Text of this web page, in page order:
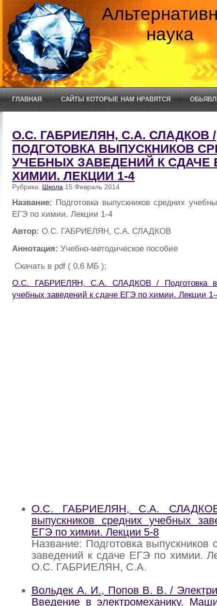
наука
ГЛАВНАЯ САЙТЫ КОТОРЫЕ НАМ НРАВЯТСЯ
О.С. ГАБРИЕЛЯН, С.А. СЛАДКОВ /
ПОДГОТОВКА ВЫПУСКНИКОВ
УЧЕБНЫХ ЗАВЕДЕНИЙ К СДАЧЕ
ХИМИИ. ЛЕКЦИИ 1-4
Рубрика: Школа 15 Февраль 2014
Название: Подготовка выпускников средних
ЕГЭ по химии. Лекции 1-4
Автор: О.С. ГАБРИЕЛЯН, С.А. СЛАДКОВ
Аннотация: Учебно-методическое пособие
Скачать в pdf ( 0,6 МБ ):
О.С. ГАБРИЕЛЯН, С.А. СЛАДКОВ / Подготовка
учебных заведений к сдаче ЕГЭ по химии. Лекции
О.С. ГАБРИЕЛЯН, С.А. СЛАДКОВ
выпускников средних учебных
ЕГЭ по химии. Лекции 5-8
Название: Подготовка выпускников
заведений к сдаче ЕГЭ по химии.
О.С. ГАБРИЕЛЯН, С.А.
Вольдек А. И., Попов В. В. /
Введение в электромеханику.